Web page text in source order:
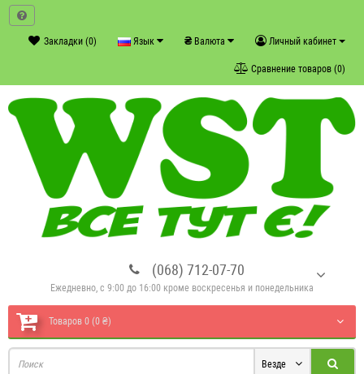
Личный кабинет
₴ Валюта
Язык
Закладки (0)
Сравнение товаров (0)
(068) 712-07-70
Ежедневно, с 9:00 до 16:00 кроме воскресенья и понедельника
Товаров 0 (0 ₴)
Везде